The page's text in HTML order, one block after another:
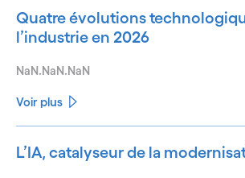
Quatre évolutions
l’industrie en 2026
NaN.NaN.NaN
Voir plus
L’IA, catalyseur de la